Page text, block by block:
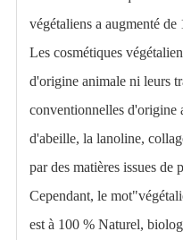
végétaliens a augmenté
Les cosmétiques
d'origine animale ni leurs
conventionnelles d'origine
d'abeille, la lanoline,
par des matières issues de
Cependant, le
est à 100 % Naturel,